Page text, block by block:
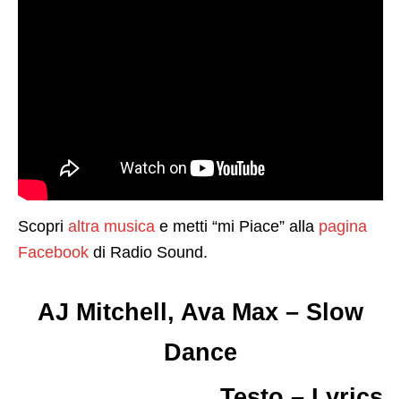
Scopri altra musica e metti “mi Piace” alla pagina
Facebook di Radio Sound.
AJ Mitchell, Ava Max – Slow
Dance